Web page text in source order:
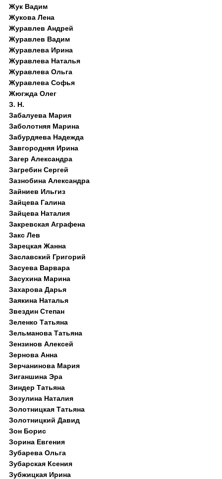
Жук Вадим
Жукова Лена
Журавлев Андрей
Журавлев Вадим
Журавлева Ирина
Журавлева Наталья
Журавлева Ольга
Журавлева Софья
Жюгжда Олег
З. Н.
Забалуева Мария
Заболотняя Марина
Забурдяева Надежда
Завгородняя Ирина
Загер Александра
Загребин Сергей
Зазнобина Александра
Зайниев Ильгиз
Зайцева Галина
Зайцева Наталия
Закревская Аграфена
Закс Лев
Зарецкая Жанна
Заславский Григорий
Засуева Варвара
Засухина Марина
Захарова Дарья
Заякина Наталья
Звездин Степан
Зеленко Татьяна
Зельманова Татьяна
Зензинов Алексей
Зернова Анна
Зерчанинова Мария
Зиганшина Эра
Зиндер Татьяна
Зозулина Наталия
Золотницкая Татьяна
Золотницкий Давид
Зон Борис
Зорина Евгения
Зубарева Ольга
Зубарская Ксения
Зубжицкая Ирина